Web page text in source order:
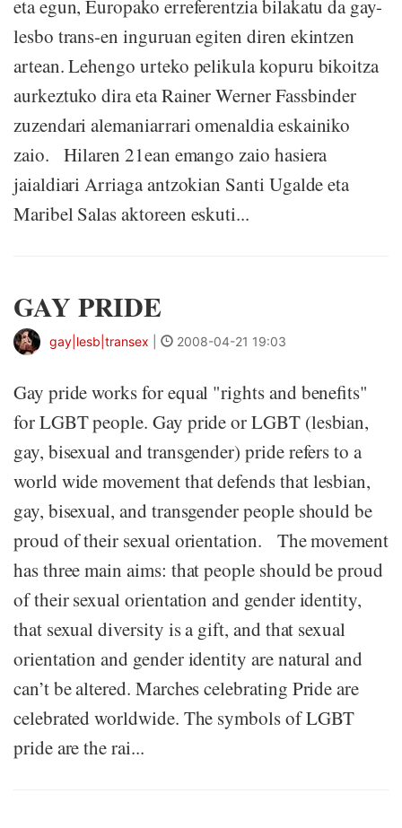
eta egun, Europako erreferentzia bilakatu da gay-
lesbo trans-en inguruan egiten diren ekintzen
artean. Lehengo urteko pelikula kopuru bikoitza
aurkeztuko dira eta Rainer Werner Fassbinder
zuzendari alemaniarrari omenaldia eskainiko
zaio. Hilaren 21ean emango zaio hasiera
jaialdiari Arriaga antzokian Santi Ugalde eta
Maribel Salas aktoreen eskuti...
GAY PRIDE
gay|lesb|transex 2008-04-21 19:03
Gay pride works for equal "rights and benefits"
for LGBT people. Gay pride or LGBT (lesbian,
gay, bisexual and transgender) pride refers to a
world wide movement that defends that lesbian,
gay, bisexual, and transgender people should be
proud of their sexual orientation. The movement
has three main aims: that people should be proud
of their sexual orientation and gender identity,
that sexual diversity is a gift, and that sexual
orientation and gender identity are natural and
can’t be altered. Marches celebrating Pride are
celebrated worldwide. The symbols of LGBT
pride are the rai...